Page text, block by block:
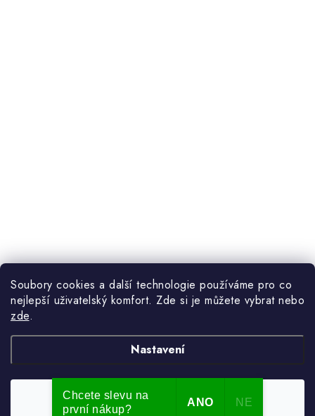
Soubory cookies a další technologie používáme pro co
nejlepší uživatelský komfort. Zde si je můžete vybrat nebo
zde.
Nastavení
Souhlasím
Chcete slevu na
první nákup?
ANO NE